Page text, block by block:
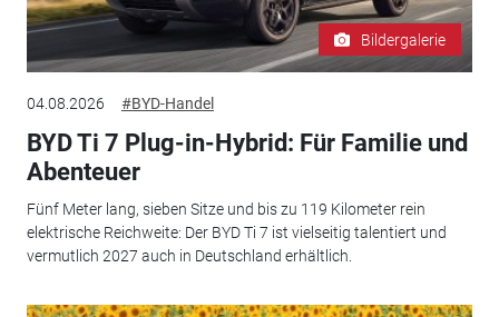
Bildergalerie
04.08.2026 #BYD-Handel
BYD Ti 7 Plug-in-Hybrid: Für Familie und
Abenteuer
Fünf Meter lang, sieben Sitze und bis zu 119 Kilometer rein
elektrische Reichweite: Der BYD Ti 7 ist vielseitig talentiert und
vermutlich 2027 auch in Deutschland erhältlich.